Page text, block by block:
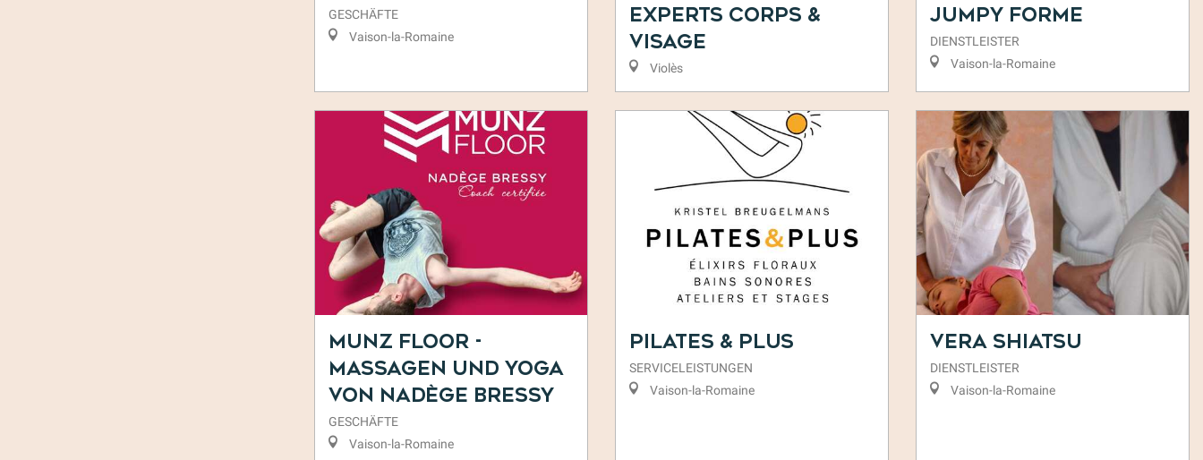
GESCHÄFTE
Vaison-la-Romaine
experts corps &
visage
Violès
Jumpy Forme
DIENSTLEISTER
Vaison-la-Romaine
Munz Floor -
Massagen und Yoga
von Nadège Bressy
GESCHÄFTE
Vaison-la-Romaine
Pilates & Plus
SERVICELEISTUNGEN
Vaison-la-Romaine
Vera Shiatsu
DIENSTLEISTER
Vaison-la-Romaine